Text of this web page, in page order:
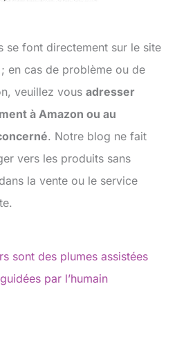
se font directement sur le site
; en cas de problème ou de
veuillez vousadresser
à Amazon ou au
. Notre blog ne fait
vers les produits sans
la vente ou le service
sont des plumes assistées
par l’humain